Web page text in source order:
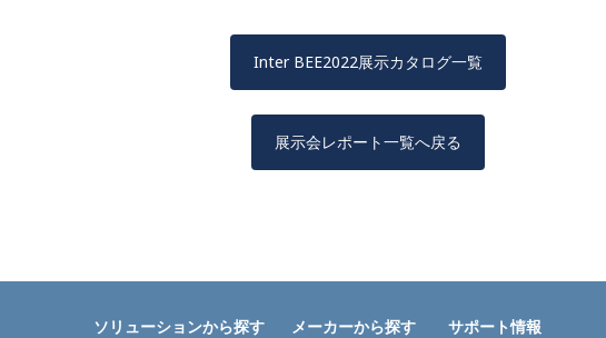
Inter BEE2022展示カタログ一覧
展示会レポート一覧へ戻る
ソリューションから探す メーカーから探す サポート情報